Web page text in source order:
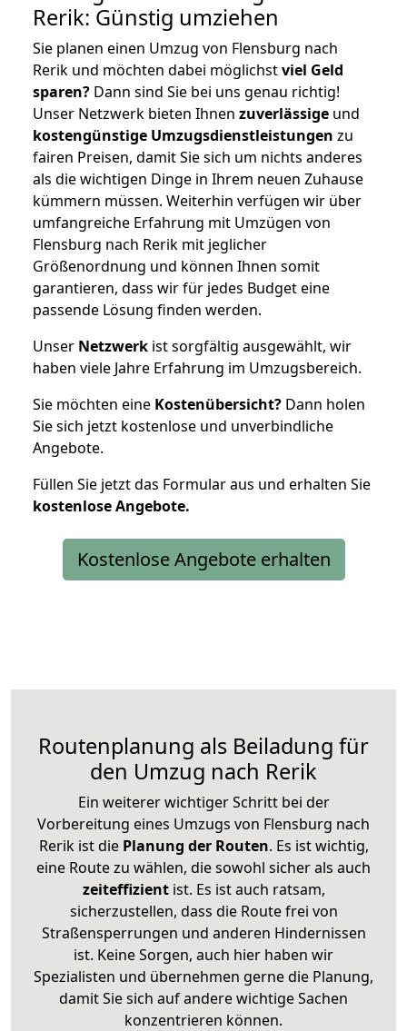
Rerik: Günstig umziehen
Sie planen einen Umzug von Flensburg nach
Rerik und möchten dabei möglichstviel Geld
sparen? Dann sind Sie bei uns genau richtig!
Unser Netzwerk bieten Ihnen zuverlässige und
kostengünstige Umzugsdienstleistungen zu
fairen Preisen, damit Sie sich um nichts anderes
als die wichtigen Dinge in Ihrem neuen Zuhause
kümmern müssen. Weiterhin verfügen wir über
umfangreiche Erfahrung mit Umzügen von
Flensburg nach Rerik mit jeglicher
Größenordnung und können Ihnen somit
garantieren, dass wir für jedes Budget eine
passende Lösung finden werden.
Unser Netzwerk ist sorgfältig ausgewählt, wir
haben viele Jahre Erfahrung im Umzugsbereich.
Sie möchten eine Kostenübersicht? Dann holen
Sie sich jetzt kostenlose und unverbindliche
Angebote.
Füllen Sie jetzt das Formular aus und erhalten Sie
kostenloseAngebote.
Kostenlose Angebote erhalten
Routenplanung als Beiladung für
den Umzug nach Rerik
Ein weiterer wichtiger Schritt bei der
Vorbereitung eines Umzugs von Flensburg nach
Rerik ist diePlanung der Routen. Es ist wichtig,
eine Route zu wählen, die sowohl sicher als auch
zeiteffizientist. Es ist auch ratsam,
sicherzustellen, dass die Route frei von
Straßensperrungen und anderen Hindernissen
ist. Keine Sorgen, auch hier haben wir
Spezialisten und übernehmen gerne die Planung,
damit Sie sich auf andere wichtige Sachen
konzentrieren können.